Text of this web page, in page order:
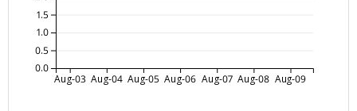
Aug-03 Aug-04 Aug-05 Aug-06 Aug-07 Aug-08 Aug-09
0.0
0.5
1.0
1.5